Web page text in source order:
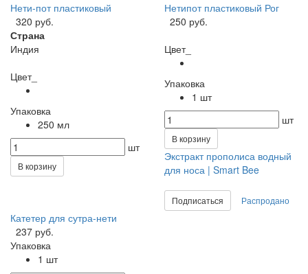
Нети-пот пластиковый
320 руб.
Страна
Индия
Цвет_
Упаковка
250 мл
шт
В корзину
Нетипот пластиковый Рог
250 руб.
Цвет_
Упаковка
1 шт
шт
В корзину
Экстракт прополиса водный
для носа | Smart Bee
Подписаться Распродано
Катетер для сутра-нети
237 руб.
Упаковка
1 шт